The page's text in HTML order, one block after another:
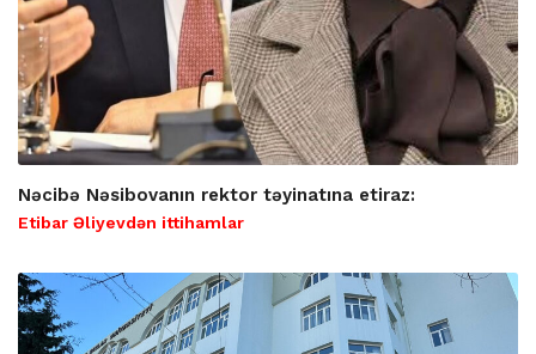
Nəcibə Nəsibovanın rektor təyinatına etiraz:
Etibar Əliyevdən ittihamlar